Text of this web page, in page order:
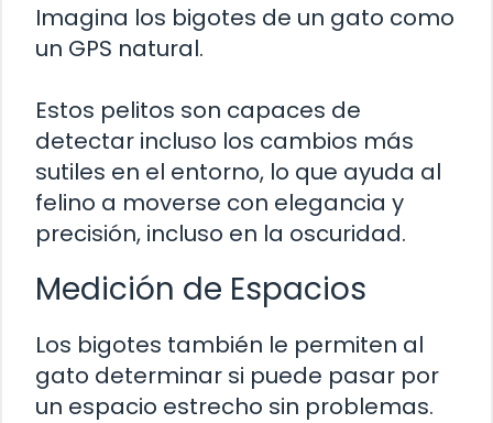
Imagina los bigotes de un gato como
un GPS natural.
Estos pelitos son capaces de
detectar incluso los cambios más
sutiles en el entorno, lo que ayuda al
felino a moverse con elegancia y
precisión, incluso en la oscuridad.
Medición de Espacios
Los bigotes también le permiten al
gato determinar si puede pasar por
un espacio estrecho sin problemas.